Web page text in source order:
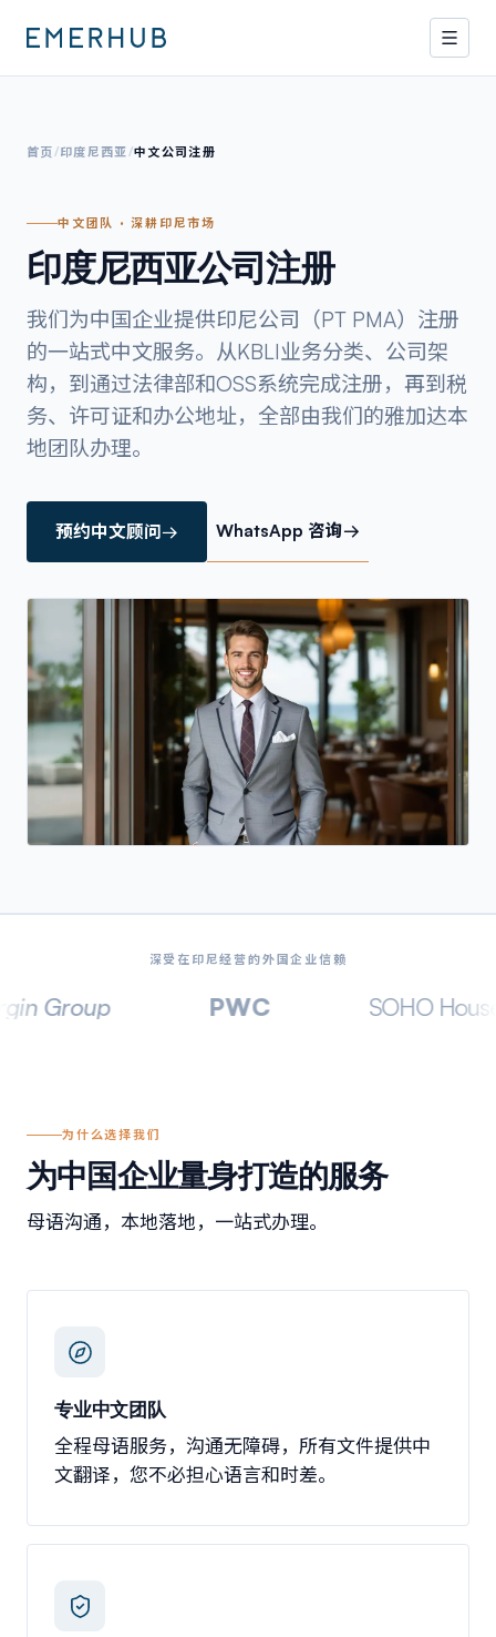
首页/印度尼西亚/中文公司注册
中文团队 · 深耕印尼市场
印度尼西亚公司注册
我们为中国企业提供印尼公司（PT PMA）注册
的一站式中文服务。从KBLI业务分类、公司架
构，到通过法律部和OSS系统完成注册，再到税
务、许可证和办公地址，全部由我们的雅加达本
地团队办理。
预约中文顾问→ WhatsApp 咨询→
深受在印尼经营的外国企业信赖
SOHO House
为什么选择我们
为中国企业量身打造的服务
母语沟通，本地落地，一站式办理。
专业中文团队
全程母语服务，沟通无障碍，所有文件提供中
文翻译，您不必担心语言和时差。